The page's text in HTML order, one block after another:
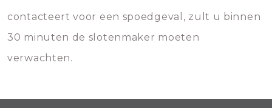
contacteert voor een spoedgeval, zult u binnen
30 minuten de slotenmaker moeten
verwachten.